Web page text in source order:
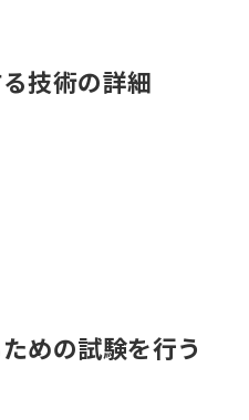
技術の詳細
めの試験を行う